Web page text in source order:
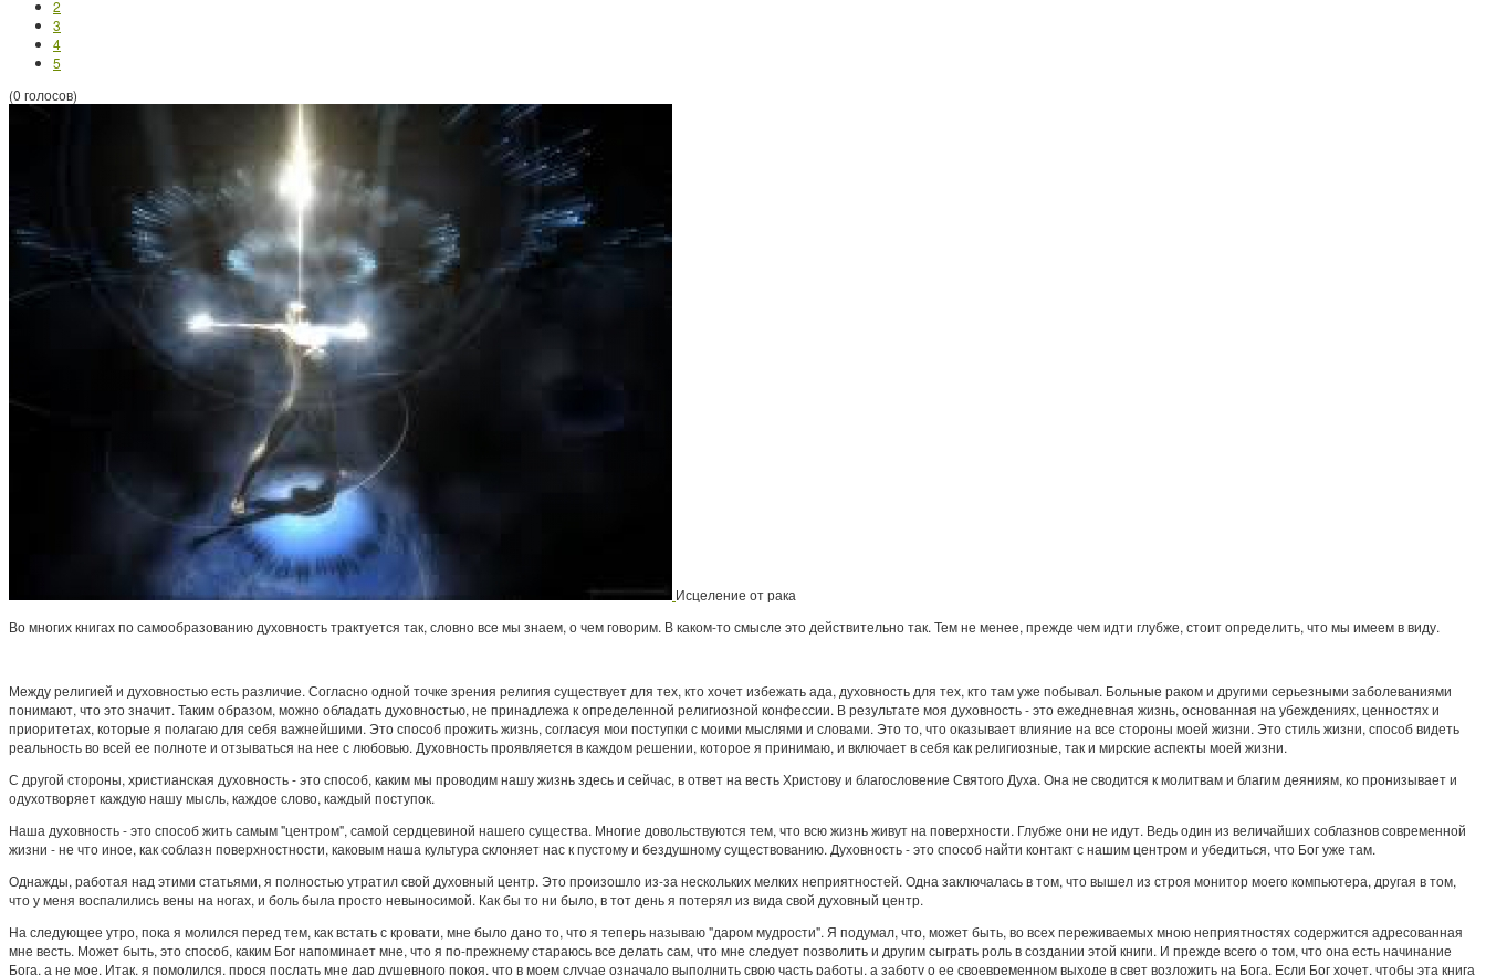
2
3
4
5
(0 голосов)
Исцеление от рака
Во многих книгах по самообразованию духовность трактуется так, словно все мы знаем, о чем говорим. В каком-то смысле это действительно так. Тем не менее, прежде чем идти глубже, стоит определить, что мы имеем в виду.
Между религией и духовностью есть различие. Согласно одной точке зрения религия существует для тех, кто хочет избежать ада, духовность для тех, кто там уже побывал. Больные раком и другими серьезными заболеваниями
понимают, что это значит. Таким образом, можно обладать духовностью, не принадлежа к определенной религиозной конфессии. В результате моя духовность - это ежедневная жизнь, основанная на убеждениях, ценностях и
приоритетах, которые я полагаю для себя важнейшими. Это способ прожить жизнь, согласуя мои поступки с моими мыслями и словами. Это то, что оказывает влияние на все стороны моей жизни. Это стиль жизни, способ видеть
реальность во всей ее полноте и отзываться на нее с любовью. Духовность проявляется в каждом решении, которое я принимаю, и включает в себя как религиозные, так и мирские аспекты моей жизни.
С другой стороны, христианская духовность - это способ, каким мы проводим нашу жизнь здесь и сейчас, в ответ на весть Христову и благословение Святого Духа. Она не сводится к молитвам и благим деяниям, ко пронизывает и
одухотворяет каждую нашу мысль, каждое слово, каждый поступок.
Наша духовность - это способ жить самым "центром", самой сердцевиной нашего существа. Многие довольствуются тем, что всю жизнь живут на поверхности. Глубже они не идут. Ведь один из величайших соблазнов современной
жизни - не что иное, как соблазн поверхностности, каковым наша культура склоняет нас к пустому и бездушному существованию. Духовность - это способ найти контакт с нашим центром и убедиться, что Бог уже там.
Однажды, работая над этими статьями, я полностью утратил свой духовный центр. Это произошло из-за нескольких мелких неприятностей. Одна заключалась в том, что вышел из строя монитор моего компьютера, другая в том,
что у меня воспалились вены на ногах, и боль была просто невыносимой. Как бы то ни было, в тот день я потерял из вида свой духовный центр.
На следующее утро, пока я молился перед тем, как встать с кровати, мне было дано то, что я теперь называю "даром мудрости". Я подумал, что, может быть, во всех переживаемых мною неприятностях содержится адресованная
мне весть. Может быть, это способ, каким Бог напоминает мне, что я по-прежнему стараюсь все делать сам, что мне следует позволить и другим сыграть роль в создании этой книги. И прежде всего о том, что она есть начинание
Бога, а не мое. Итак, я помолился, прося послать мне дар душевного покоя, что в моем случае означало выполнить свою часть работы, а заботу о ее своевременном выходе в свет возложить на Бога. Если Бог хочет, чтобы эта книга